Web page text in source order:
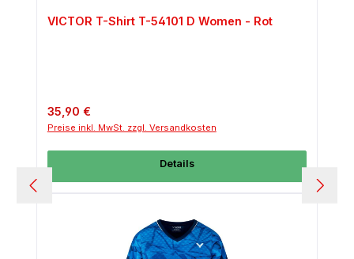
VICTOR T-Shirt T-54101 D Women - Rot
Regulärer Preis:
35,90 €
Preise inkl. MwSt. zzgl. Versandkosten
Details